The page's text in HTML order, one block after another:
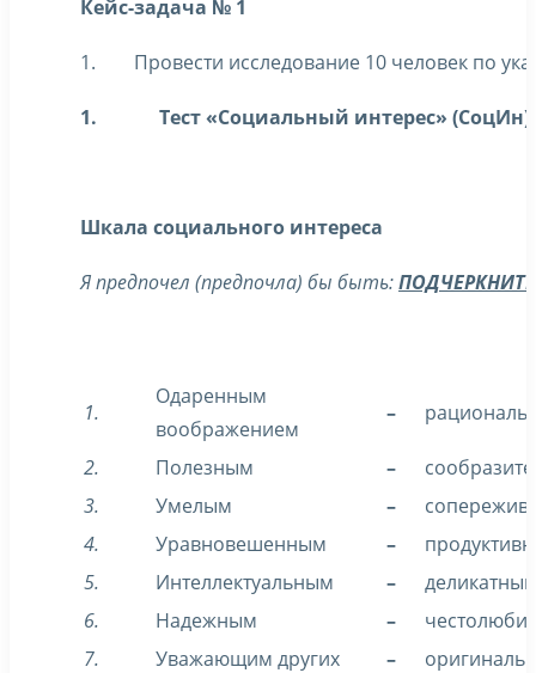
Кейс-задача № 1
1. Провести исследование 10 человек по
1. Тест «Социальный интерес» (СоцИн)
Шкала социального интереса
Я предпочел (предпочла) бы быть:
1.
Одаренным
воображением
–
2. Полезным –
3.
Умелым –
4.
Уравновешенным –
5.
Интеллектуальным –
6.
Надежным –
7.
Уважающим других –